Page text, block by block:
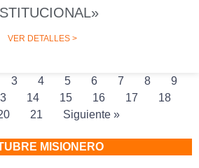
VER DETALLES >
3 4 5 6 7 8
9
14 15 16 17
18
21 Siguiente »
MISIONERO